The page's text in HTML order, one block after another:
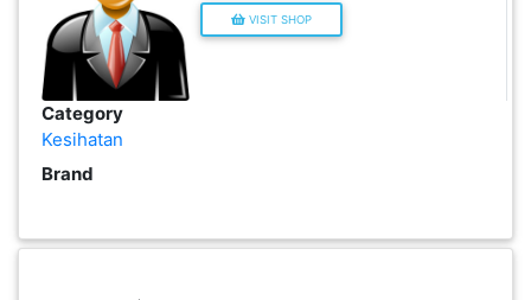
𝗖𝘂𝗰𝗸𝗼𝗼 | 𝗢𝗴𝗮𝘄𝗮 𝗕𝗘𝗦𝗣𝗢𝗞𝗘 𝗠𝗮𝘀𝘀𝗮𝗴𝗲 𝗖𝗵𝗮𝗶𝗿
𝙆𝙀𝙍𝙐𝙎𝙄 𝙐𝙍𝙐𝙏 𝘽𝘼𝙔𝘼𝙍 𝘼𝙉𝙎𝙐𝙍𝘼𝙉
𝘗𝘳𝘰𝘥𝘶𝘬 𝘛𝘦𝘳𝘣𝘢𝘩𝘢𝘳𝘶 𝘋𝘢𝘳𝘪 𝘊𝘶𝘤𝘬𝘰𝘰!
Kami,
SUKAN/HOBI(2)
PERCUTIAN
PELANCONGAN(1)
RUMAH